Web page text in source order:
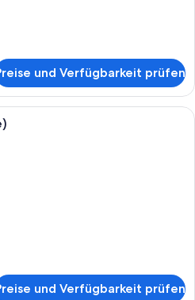
und Verfügbarkeit prüfen
Ein Hotelzimmer mit einem großen
und Verfügbarkeit prüfen